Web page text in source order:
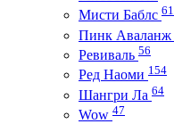
Мисти Баблс 61
Пинк Аваланж
Ревиваль 56
Ред Наоми 154
Шангри Ла 64
Wow 47